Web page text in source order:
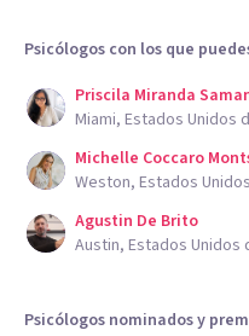
Psicólogos con los que
Priscila Miranda
Miami, Estados Unidos
Michelle Coccaro
Weston, Estados
Agustin De Brito
Austin, Estados Unidos
Psicólogos nominados y